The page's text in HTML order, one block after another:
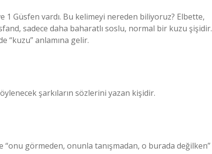
1 Güsfen vardı. Bu kelimeyi nereden biliyoruz? Elbette,
sadece daha baharatlı soslu, normal bir kuzu şişidir.
“kuzu” anlamına gelir.
şarkıların sözlerini yazan kişidir.
“onu görmeden, onunla tanışmadan, o burada değilken”